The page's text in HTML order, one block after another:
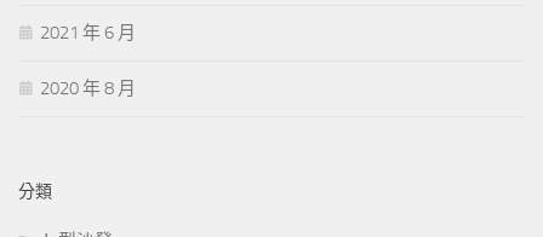
2021 年 6 月
2020 年 8 月
分類